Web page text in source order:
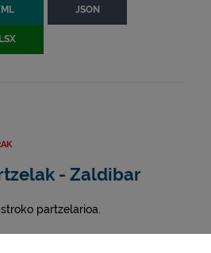
JSON
- Zaldibar
partzelarioa.